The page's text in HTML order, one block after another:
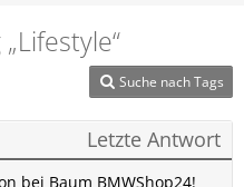
Suche nach Tags
Letzte Antwort
bei Baum BMWShop24!